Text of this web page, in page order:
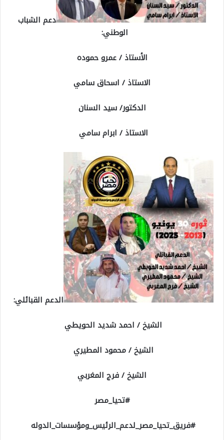
دعم الشباب
الوطني:
الأستاذ / عمرو حموده
الاستاذ / اسحاق سامي
الدكتور/ سيد السنان
الاستاذ / ابرام سامي
الدعم القبائلي:
الشيخ / احمد شديد الحويطي
الشيخ / محمود المطيري
الشيخ / فرج المغربي
#تحيا_مصر
#فريق_تحيا_مصر_لدعم_الرئيس_ومؤسسات_الدوله